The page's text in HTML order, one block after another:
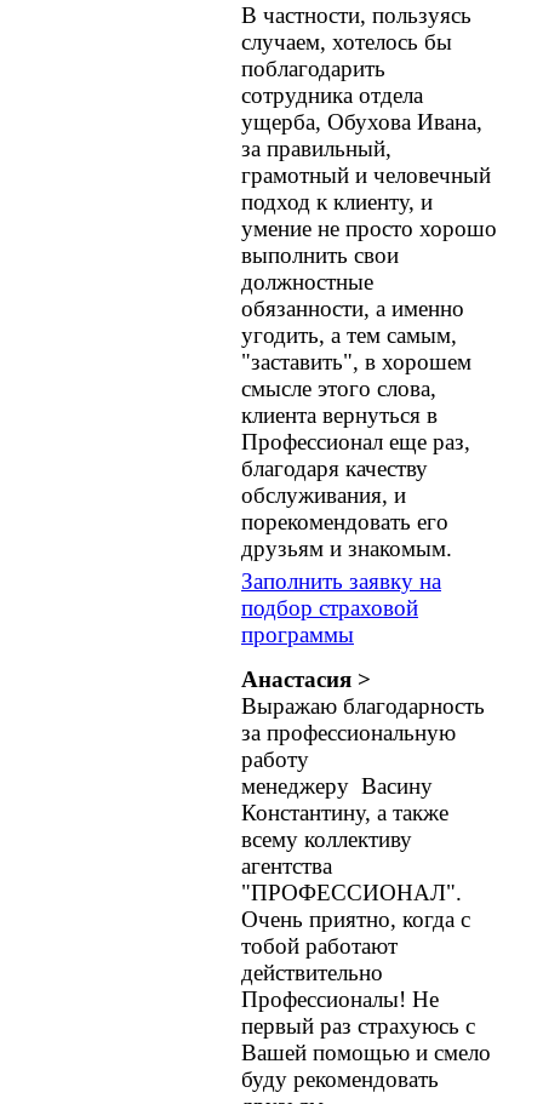
В частности, пользуясь
случаем, хотелось бы
поблагодарить
сотрудника отдела
ущерба, Обухова Ивана,
за правильный,
грамотный и человечный
подход к клиенту, и
умение не просто хорошо
выполнить свои
должностные
обязанности, а именно
угодить, а тем самым,
"заставить", в хорошем
смысле этого слова,
клиента вернуться в
Профессионал еще раз,
благодаря качеству
обслуживания, и
порекомендовать его
друзьям и знакомым.
Заполнить заявку на
подбор страховой
программы
Анастасия >
Выражаю благодарность
за профессиональную
работу
менеджеру Васину
Константину, а также
всему коллективу
агентства
"ПРОФЕССИОНАЛ".
Очень приятно, когда с
тобой работают
действительно
Профессионалы! Не
первый раз страхуюсь с
Вашей помощью и смело
буду рекомендовать